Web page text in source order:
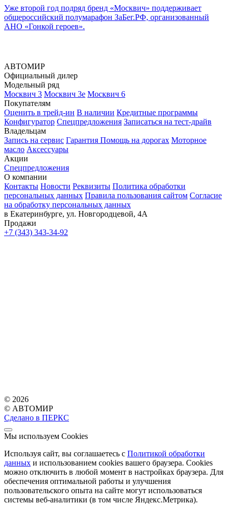
Уже второй год подряд бренд «Москвич» поддерживает
общероссийский полумарафон ЗаБег.РФ, организованный
АНО «Гонкой героев».
АВТОМИР
Официальный дилер
Модельный ряд
Москвич 3 Москвич 3е Москвич 6
Покупателям
Оценить в трейд-ин В наличии Кредитные программы
Конфигуратор Спецпредложения Записаться на тест-драйв
Владельцам
Запись на сервис Гарантия Помощь на дорогах Моторное
масло Аксессуары
Акции
Спецпредложения
О компании
Контакты Новости Реквизиты Политика обработки
персональных данных Правила пользования сайтом Согласие
на обработку персональных данных
в Екатеринбурге, ул. Новгородцевой, 4А
Продажи
+7 (343) 343-34-92
© 2026
© АВТОМИР
Сделано в ПЕРКС
Мы используем Cookies
Используя сайт, вы соглашаетесь с Политикой обработки
данных и использованием cookies вашего браузера. Cookies
можно отключить в любой момент в настройках браузера. Для
обеспечения оптимальной работы и улучшения
пользовательского опыта на сайте могут использоваться
системы веб-аналитики (в том числе Яндекс.Метрика).